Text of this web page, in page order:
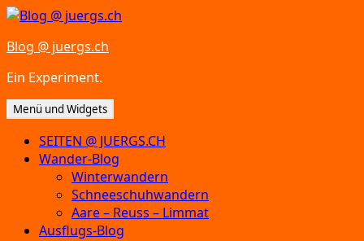
Zum
springen
Blog @ juergs.ch
Ein Experiment.
Menü und Widgets
SEITEN @ JUERGS.CH
Wander-Blog
Winterwandern
Schneeschuhwandern
Aare – Reuss – Limmat
Ausflugs-Blog